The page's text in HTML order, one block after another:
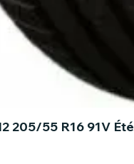
205/55 R16 91V Été